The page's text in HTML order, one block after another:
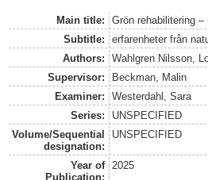
Main title:
Grön rehabilitering
Subtitle:
erfarenheter från
Authors:
Wahlgren Nilsson,
Supervisor:
Beckman, Malin
Examiner:
Westerdahl, Sara
Series:
UNSPECIFIED
Volume/Sequential
designation:
UNSPECIFIED
Year of
Publication:
2025